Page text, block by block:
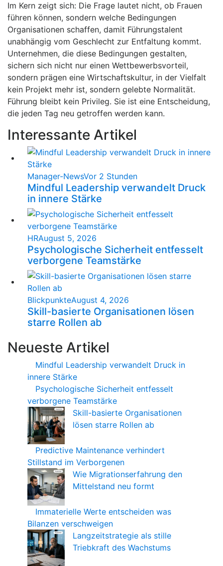
Im Kern zeigt sich: Die Frage lautet nicht, ob Frauen
führen können, sondern welche Bedingungen
Organisationen schaffen, damit Führungstalent
unabhängig vom Geschlecht zur Entfaltung kommt.
Unternehmen, die diese Bedingungen gestalten,
sichern sich nicht nur einen Wettbewerbsvorteil,
sondern prägen eine Wirtschaftskultur, in der Vielfalt
kein Projekt mehr ist, sondern gelebte Normalität.
Führung bleibt kein Privileg. Sie ist eine Entscheidung,
die jeden Tag neu getroffen werden kann.
Interessante Artikel
Manager-NewsVor 2 Stunden
Mindful Leadership verwandelt Druck
in innere Stärke
HRAugust 5, 2026
Psychologische Sicherheit entfesselt
verborgene Teamstärke
BlickpunkteAugust 4, 2026
Skill-basierte Organisationen lösen
starre Rollen ab
Neueste Artikel
Mindful Leadership verwandelt Druck in
innere Stärke
Psychologische Sicherheit entfesselt
verborgene Teamstärke
Skill-basierte Organisationen
lösen starre Rollen ab
Predictive Maintenance verhindert
Stillstand im Verborgenen
Wie Migrationserfahrung den
Mittelstand neu formt
Immaterielle Werte entscheiden was
Bilanzen verschweigen
Langzeitstrategie als stille
Triebkraft des Wachstums